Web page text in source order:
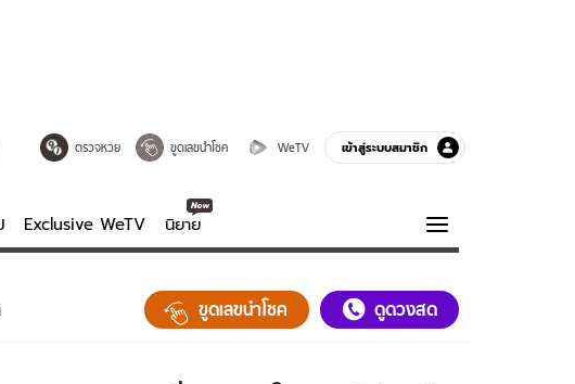
ตรวจหวย ขูดเลขนำโชค WeTV เข้าสู่ระบบสมาชิก
Exclusive WeTV นิยาย
ความรู้รอบตัว
ฮาวทู
ขูดเลขนำโชค ดูดวงสด